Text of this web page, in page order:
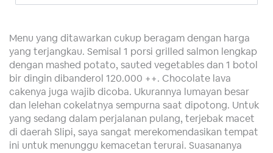
Menu yang ditawarkan cukup beragam dengan harga
yang terjangkau. Semisal 1 porsi grilled salmon lengkap
dengan mashed potato, sauted vegetables dan 1 botol
bir dingin dibanderol 120.000 ++. Chocolate lava
cakenya juga wajib dicoba. Ukurannya lumayan besar
dan lelehan cokelatnya sempurna saat dipotong. Untuk
yang sedang dalam perjalanan pulang, terjebak macet
di daerah Slipi, saya sangat merekomendasikan tempat
ini untuk menunggu kemacetan terurai. Suasananya